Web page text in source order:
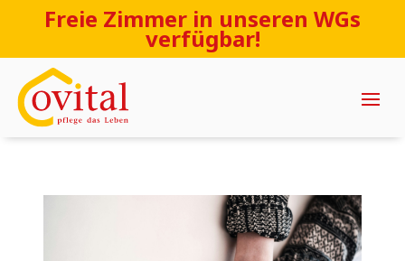
Freie Zimmer in unseren WGs
verfügbar!